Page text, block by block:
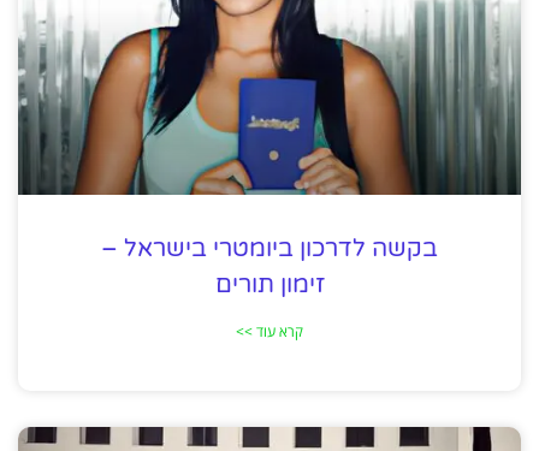
בקשה לדרכון ביומטרי בישראל –
זימון תורים
קרא עוד >>